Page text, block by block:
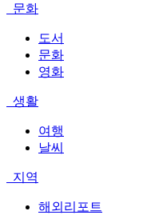
문화
도서
문화
영화
생활
여행
날씨
지역
해외리포트